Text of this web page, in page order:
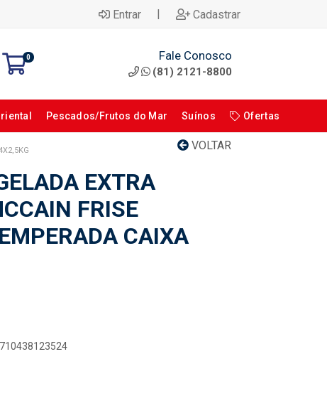
Entrar | Cadastrar
0 Fale Conosco
(81) 2121-8800
Pescados/Frutos do Mar Suínos Ofertas
VOLTAR
EXTRA
FRISE
CAIXA